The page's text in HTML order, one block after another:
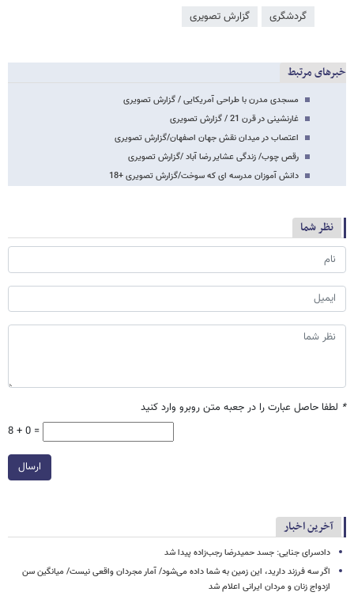
گردشگری گزارش تصویری
خبرهای مرتبط
مسجدی مدرن با طراحی آمریکایی / گزارش تصویری
غارنشینی در قرن 21 / گزارش تصویری
اعتصاب در میدان نقش جهان اصفهان/گزارش تصویری
رقص چوب/ زندگی عشایر رضا آباد /گزارش تصویری
دانش آموزان مدرسه ای که سوخت/گزارش تصویری +18
نظر شما
* لطفا حاصل عبارت را در جعبه متن روبرو وارد کنید
8 + 0 =
ارسال
آخرین اخبار
دادسرای جنایی: جسد حمیدرضا رجب‌زاده پیدا شد
اگر سه فرزند دارید، این زمین به شما داده می‌شود/ آمار مجردان واقعی نیست/ میانگین سن
ازدواج زنان و مردان ایرانی اعلام شد